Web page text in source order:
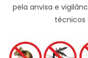
pela anvisa e
técnicos